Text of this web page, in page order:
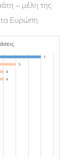
– μέλη της
Ευρώπη.